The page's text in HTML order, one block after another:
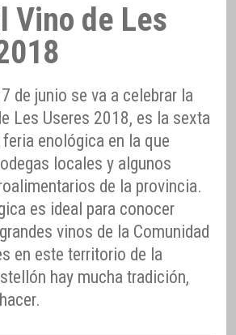
Vino de Les
de junio se va a celebrar la
Les Useres 2018, es la sexta
enológica en la que
locales y algunos
de la provincia.
es ideal para conocer
vinos de la Comunidad
en este territorio de la
hay mucha tradición,